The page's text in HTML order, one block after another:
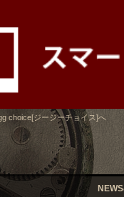
choice[ジージーチョイス]へ